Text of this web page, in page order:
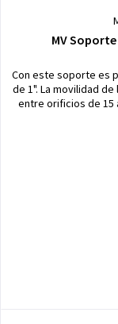
MV
Con este soporte es
de 1". La movilidad
entre orificios de 15